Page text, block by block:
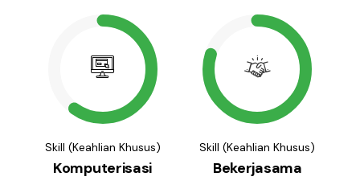
Skill (Keahlian Khusus)
Komputerisasi
Skill (Keahlian Khusus)
Bekerjasama